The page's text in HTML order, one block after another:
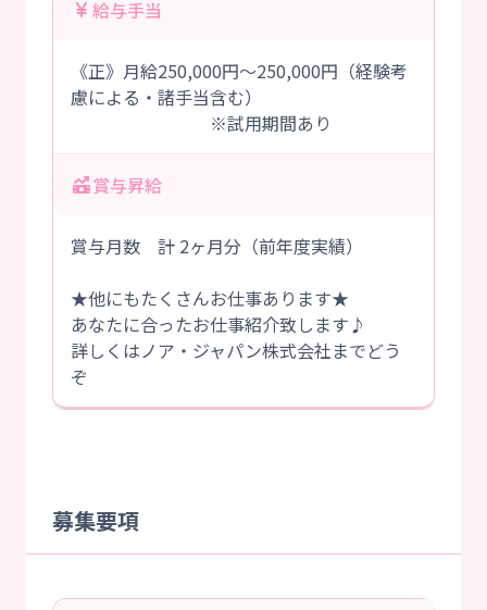
給与手当
《正》月給250,000円～250,000円（経験考
慮による・諸手当含む）
※試用期間あり
賞与昇給
賞与月数 計 2ヶ月分（前年度実績）
★他にもたくさんお仕事あります★
あなたに合ったお仕事紹介致します♪
詳しくはノア・ジャパン株式会社までどう
ぞ
募集要項